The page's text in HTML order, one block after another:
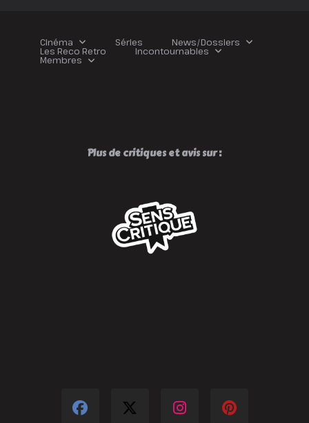
Cinéma Séries News/Dossiers
Les Reco Retro Incontournables
Membres
Plus de critiques et avis sur :